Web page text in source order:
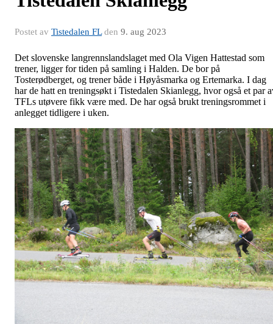
Postet av Tistedalen FLden 9. aug 2023
Det slovenske langrennslandslaget med Ola Vigen Hattestad som
trener, ligger for tiden på samling i Halden. De bor på
Tosterødberget, og trener både i Høyåsmarka og Ertemarka. I dag
har de hatt en treningsøkt i Tistedalen Skianlegg, hvor også et par
TFLs utøvere fikk være med. De har også brukt treningsrommet i
anlegget tidligere i uken.